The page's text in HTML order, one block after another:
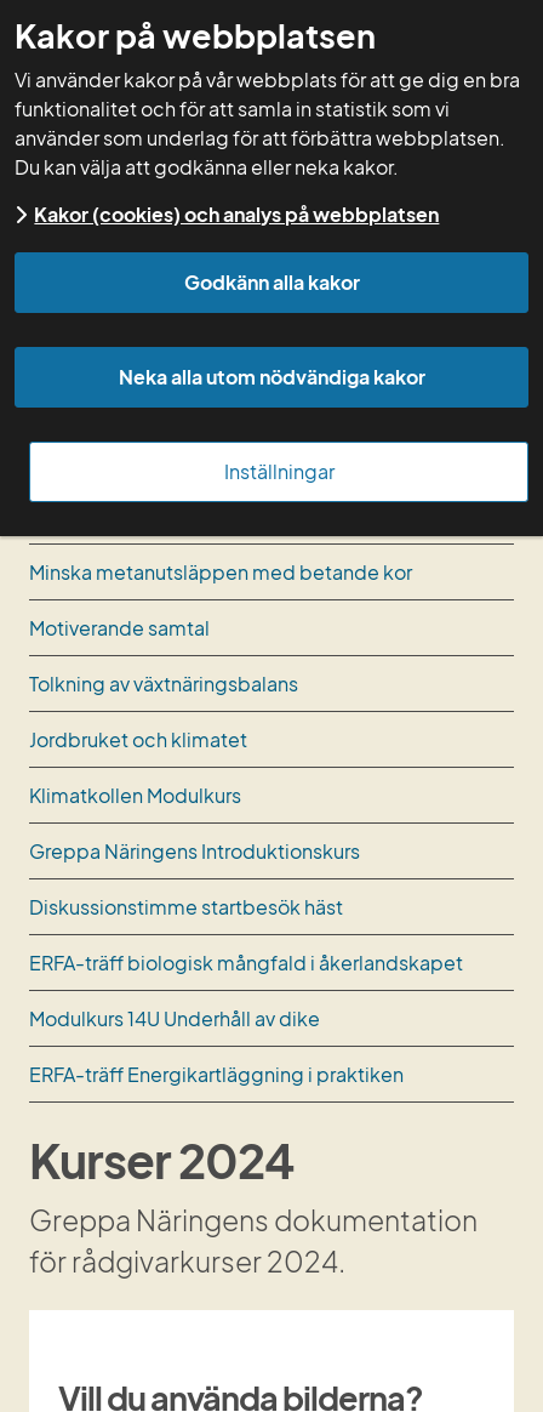
Kakor på webbplatsen
Vi använder kakor på vår webbplats för att ge dig en bra
funktionalitet och för att samla in statistik som vi
använder som underlag för att förbättra webbplatsen.
Du kan välja att godkänna eller neka kakor.
Kakor (cookies) och analys på webbplatsen
Godkänn alla kakor
Neka alla utom nödvändiga kakor
Inställningar
GNW-adm
Start Kurser Kursdokumentation
Kurser
Precisionsprida kalk
Hur kan vi anpassa kvävegödslingen i vallen för att
minska på klimatpåverkan
Minska metanutsläppen med betande kor
Motiverande samtal
Tolkning av växtnäringsbalans
Jordbruket och klimatet
Klimatkollen Modulkurs
Greppa Näringens Introduktionskurs
Diskussionstimme startbesök häst
ERFA-träff biologisk mångfald i åkerlandskapet
Modulkurs 14U Underhåll av dike
ERFA-träff Energikartläggning i praktiken
Kurser 2024
Greppa Näringens dokumentation
för rådgivarkurser 2024.
Vill du använda bilderna?